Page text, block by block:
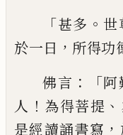
「甚多 。 世
於一日 ， 所得功
佛言 ：「阿
人 ！ 為得菩提 、
是經讀誦書寫 ，